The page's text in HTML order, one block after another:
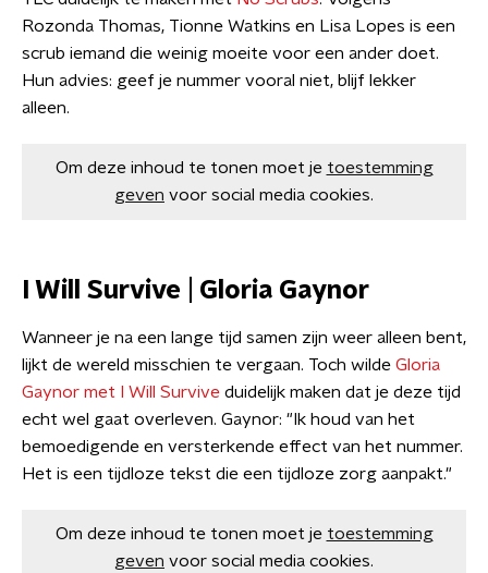
Rozonda Thomas, Tionne Watkins en Lisa Lopes is een
scrub iemand die weinig moeite voor een ander doet.
Hun advies: geef je nummer vooral niet, blijf lekker
alleen.
Om deze inhoud te tonen moet je toestemming
geven voor social media cookies.
I Will Survive | Gloria Gaynor
Wanneer je na een lange tijd samen zijn weer alleen bent,
lijkt de wereld misschien te vergaan. Toch wilde Gloria
Gaynor met I Will Survive duidelijk maken dat je deze tijd
echt wel gaat overleven. Gaynor: "Ik houd van het
bemoedigende en versterkende effect van het nummer.
Het is een tijdloze tekst die een tijdloze zorg aanpakt."
Om deze inhoud te tonen moet je toestemming
geven voor social media cookies.